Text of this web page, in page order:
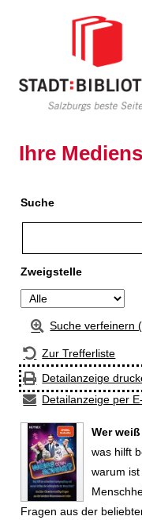
Ihre
Suche
Zweigstelle
Suche verfeinern
Zur Trefferliste
Detailanzeige
Detailanzeige per
Wer
was hilft
warum
Fragen aus der